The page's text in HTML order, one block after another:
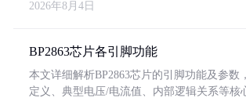
2026年8月4日
BP2863芯片各引脚功能
本文详细解析BP2863芯片的引脚功能及参数
定义、典型电压/电流值、内部逻辑关系等核